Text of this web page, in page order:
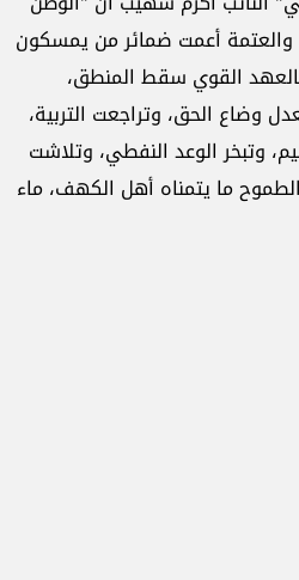
أعمت ضمائر من يمسكون
القوي سقط المنطق،
وضاع الحق، وتراجعت التربية،
وتبخر الوعد النفطي، وتلاشت
ما يتمناه أهل الكهف، ماء